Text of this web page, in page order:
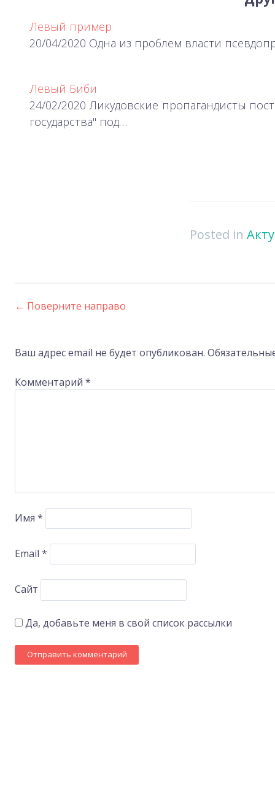
Левый пример
20/04/2020 Одна из проблем власти
Левый Биби
24/02/2020 Ликудовские пропагандисты
государства" под…
Posted in
Post
navigation
← Поверните направо
Ваш адрес email не будет опубликован.
Комментарий *
Имя *
Email *
Сайт
Да, добавьте меня в свой список рассылки